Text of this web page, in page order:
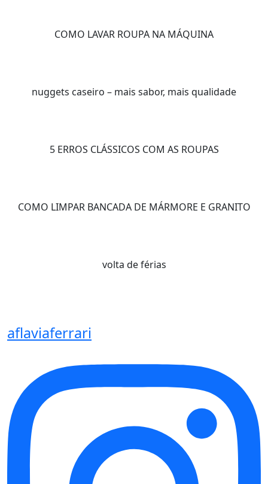
COMO LAVAR ROUPA NA MÁQUINA
nuggets caseiro – mais sabor, mais qualidade
5 ERROS CLÁSSICOS COM AS ROUPAS
COMO LIMPAR BANCADA DE MÁRMORE E GRANITO
volta de férias
aflaviaferrari